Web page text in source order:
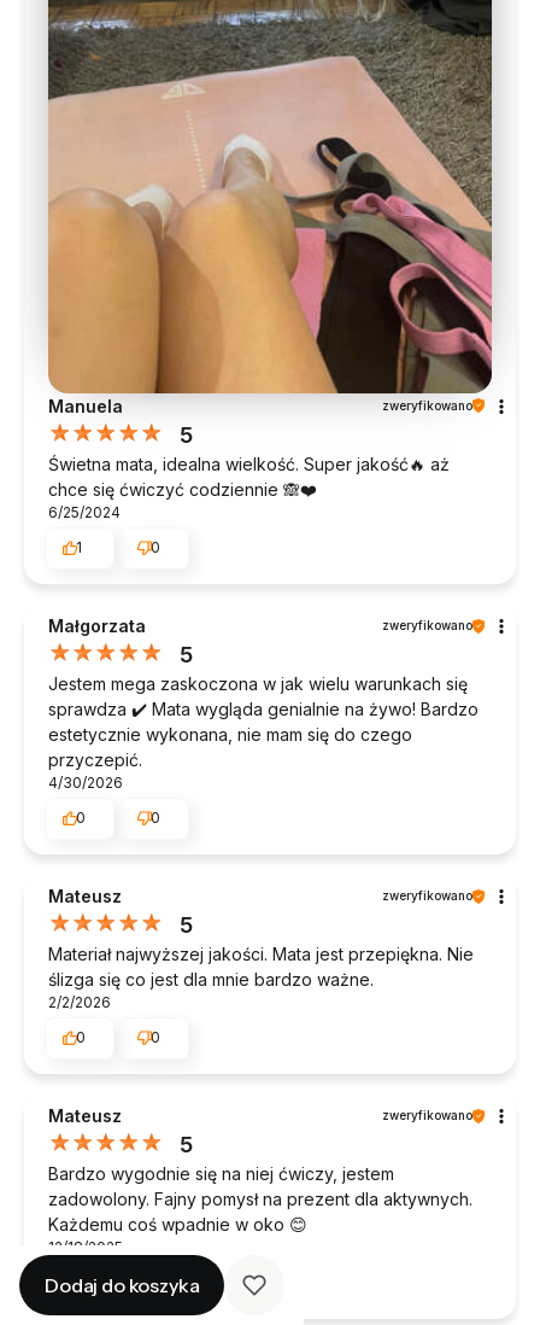
Manuela zweryfikowano
5
Świetna mata, idealna wielkość. Super jakość🔥 aż
chce się ćwiczyć codziennie 🙈❤️
6/25/2024
1
0
Małgorzata zweryfikowano
5
Jestem mega zaskoczona w jak wielu warunkach się
sprawdza ✔️ Mata wygląda genialnie na żywo! Bardzo
estetycznie wykonana, nie mam się do czego
przyczepić.
4/30/2026
0
0
Mateusz zweryfikowano
5
Materiał najwyższej jakości. Mata jest przepiękna. Nie
ślizga się co jest dla mnie bardzo ważne.
2/2/2026
0
0
Mateusz zweryfikowano
5
Bardzo wygodnie się na niej ćwiczy, jestem
zadowolony. Fajny pomysł na prezent dla aktywnych.
Każdemu coś wpadnie w oko 😊
12/18/2025
0
0
Dodaj do koszyka